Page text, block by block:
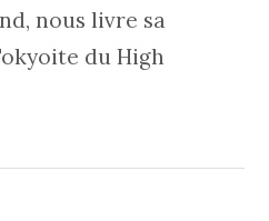
nous livre sa
du High